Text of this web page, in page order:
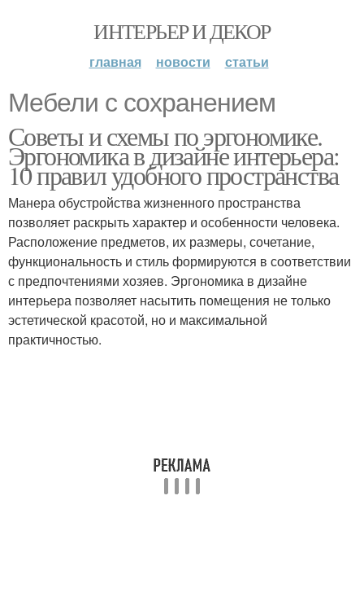
ИНТЕРЬЕР И ДЕКОР
главная новости статьи
Мебели с сохранением
Советы и схемы по эргономике.
Эргономика в дизайне интерьера:
10 правил удобного пространства
Манера обустройства жизненного пространства
позволяет раскрыть характер и особенности человека.
Расположение предметов, их размеры, сочетание,
функциональность и стиль формируются в соответствии
с предпочтениями хозяев. Эргономика в дизайне
интерьера позволяет насытить помещения не только
эстетической красотой, но и максимальной
практичностью.